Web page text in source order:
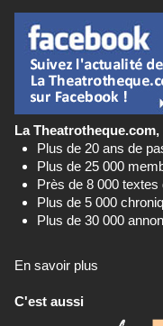
La Theatrotheque.com,
Plus de 20 ans de
Plus de 25 000
Près de 8 000
Plus de 5 000
Plus de 30 000
En savoir plus
C'est aussi